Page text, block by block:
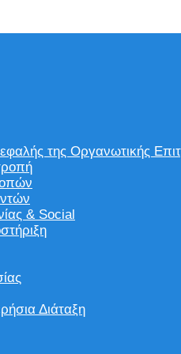
της Οργανωτικής
& Social
Διάταξη